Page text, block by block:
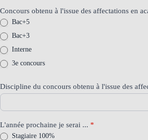
Concours obtenu à l'issue des affectations en
Bac+5
Bac+3
Interne
3e concours
Discipline du concours obtenu à l'issue des
L'année prochaine je serai ... *
Stagiaire 100%